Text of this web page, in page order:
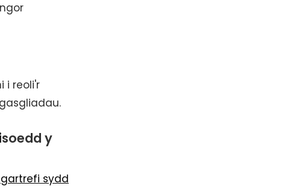
i reoli'r
y
sydd